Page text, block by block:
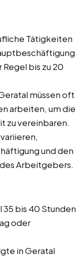
Tätigkeiten
bis zu 20
müssen oft
arbeiten, um die
zu vereinbaren.
und den
Arbeitgebers.
35 bis 40 Stunden
oder
in Geratal